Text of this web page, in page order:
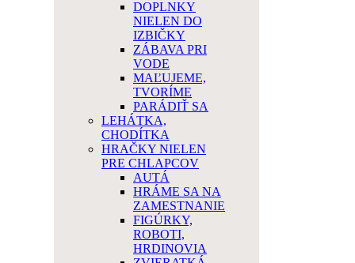
DOPLNKY
NIELEN DO
IZBIČKY
ZÁBAVA PRI
VODE
MAĽUJEME,
TVORÍME
PARÁDIŤ SA
LEHÁTKA,
CHODÍTKA
HRAČKY NIELEN
PRE CHLAPCOV
AUTÁ
HRÁME SA NA
ZAMESTNANIE
FIGÚRKY,
ROBOTI,
HRDINOVIA